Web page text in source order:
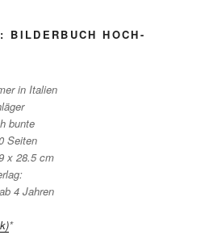
BILDERBUCH HOCH-
in Italien
bunte
Seiten
x 28.5 cm
4 Jahren
*